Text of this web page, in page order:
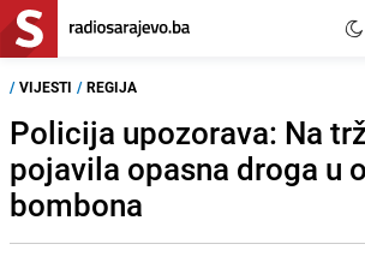
/ VIJESTI / REGIJA
Policija upozorava: Na
pojavila opasna droga u
bombona